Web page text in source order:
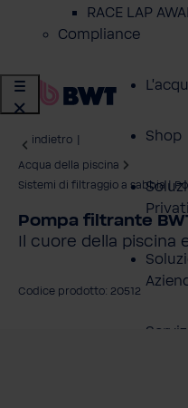
RACE LAP
Compliance
Shop
Privati
indietro
Acqua della piscina
Sistemi di filtraggio a sabbia |
Pompa filtrante
Il cuore della piscina
Codice prodotto: 20512